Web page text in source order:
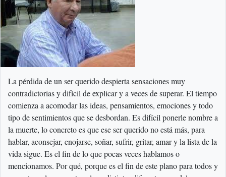
La pérdida de un ser querido despierta sensaciones muy
contradictorias y difícil de explicar y a veces de superar. El tiempo
comienza a acomodar las ideas, pensamientos, emociones y todo
tipo de sentimientos que se desbordan. Es difícil ponerle nombre a
la muerte, lo concreto es que ese ser querido no está más, para
hablar, aconsejar, enojarse, soñar, sufrir, gritar, amar y la lista de la
vida sigue. Es el fin de lo que pocas veces hablamos o
mencionamos. Por qué, porque es el fin de este plano para todos y